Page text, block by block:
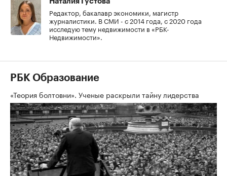
Редактор, бакалавр экономики, магистр
журналистики. В СМИ - с 2014 года, с 2020 года
исследую тему недвижимости в «РБК-
Недвижимости».
РБК Образование
«Теория болтовни». Ученые раскрыли тайну лидерства